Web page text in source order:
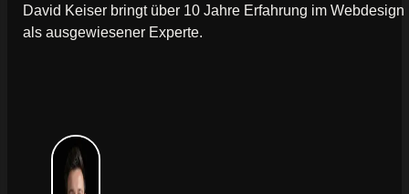
David Keiser bringt über 10 Jahre Erfahrung im
als ausgewiesener Experte.